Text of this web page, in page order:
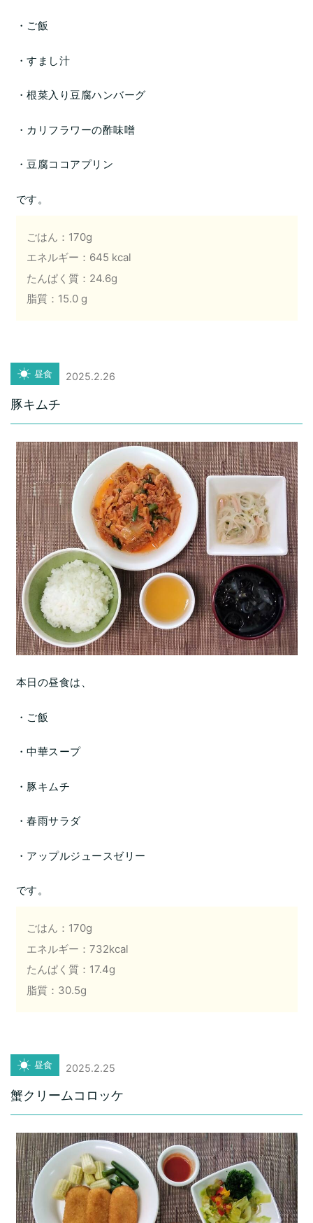
・ご飯
・すまし汁
・根菜入り豆腐ハンバーグ
・カリフラワーの酢味噌
・豆腐ココアプリン
です。
ごはん：170g
エネルギー：645 kcal
たんぱく質：24.6g
脂質：15.0 g
昼食 2025.2.26
豚キムチ
本日の昼食は、
・ご飯
・中華スープ
・豚キムチ
・春雨サラダ
・アップルジュースゼリー
です。
ごはん：170g
エネルギー：732kcal
たんぱく質：17.4g
脂質：30.5g
昼食 2025.2.25
蟹クリームコロッケ